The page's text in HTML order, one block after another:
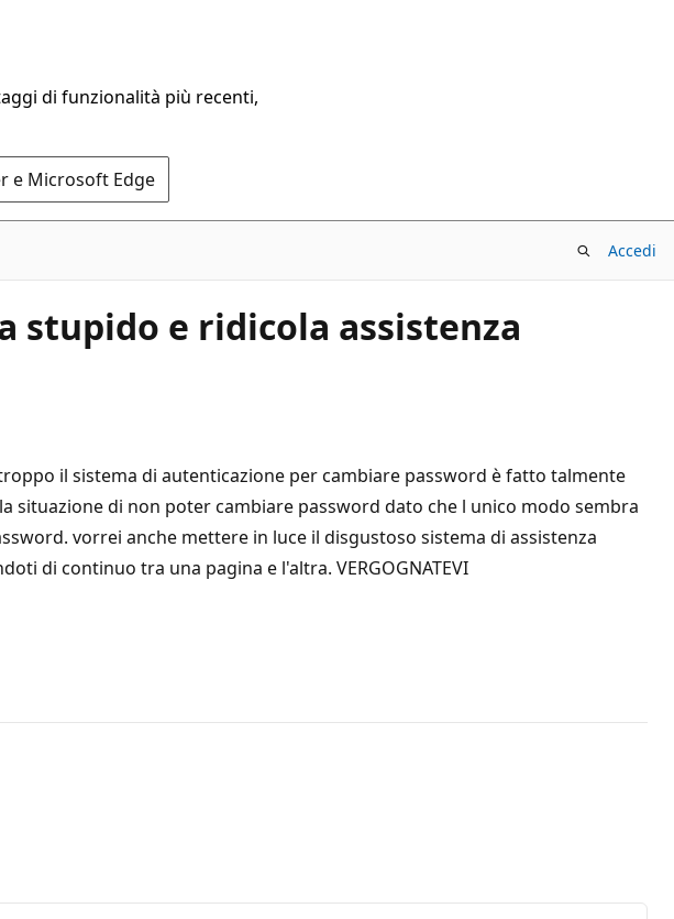
di funzionalità più recenti,
e Microsoft Edge
Accedi
stupido e ridicola assistenza
il sistema di autenticazione per cambiare password è fatto talmente
situazione di non poter cambiare password dato che l unico modo sembra
vorrei anche mettere in luce il disgustoso sistema di assistenza
di continuo tra una pagina e l'altra. VERGOGNATEVI